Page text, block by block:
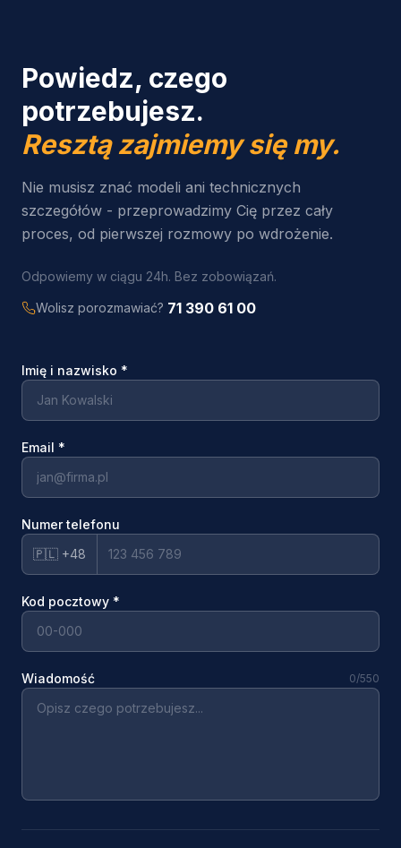
Powiedz, czego
potrzebujesz.
Resztą zajmiemy się my.
Nie musisz znać modeli ani technicznych
szczegółów - przeprowadzimy Cię przez cały
proces, od pierwszej rozmowy po wdrożenie.
Odpowiemy w ciągu 24h. Bez zobowiązań.
Wolisz porozmawiać? 71 390 61 00
Imię i nazwisko *
Email *
Numer telefonu
🇵🇱 +48
Kod pocztowy *
Wiadomość 0/550